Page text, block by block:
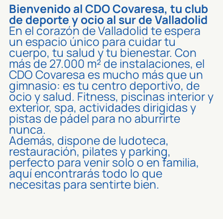
Bienvenido al CDO Covaresa, tu club
de deporte y ocio al sur de Valladolid
En el corazón de Valladolid te espera
un espacio único para cuidar tu
cuerpo, tu salud y tu bienestar. Con
más de 27.000 m² de instalaciones, el
CDO Covaresa es mucho más que un
gimnasio: es tu centro deportivo, de
ocio y salud. Fitness, piscinas interior y
exterior, spa, actividades dirigidas y
pistas de pádel para no aburrirte
nunca.
Además, dispone de ludoteca,
restauración, pilates y parking,
perfecto para venir solo o en familia,
aquí encontrarás todo lo que
necesitas para sentirte bien.